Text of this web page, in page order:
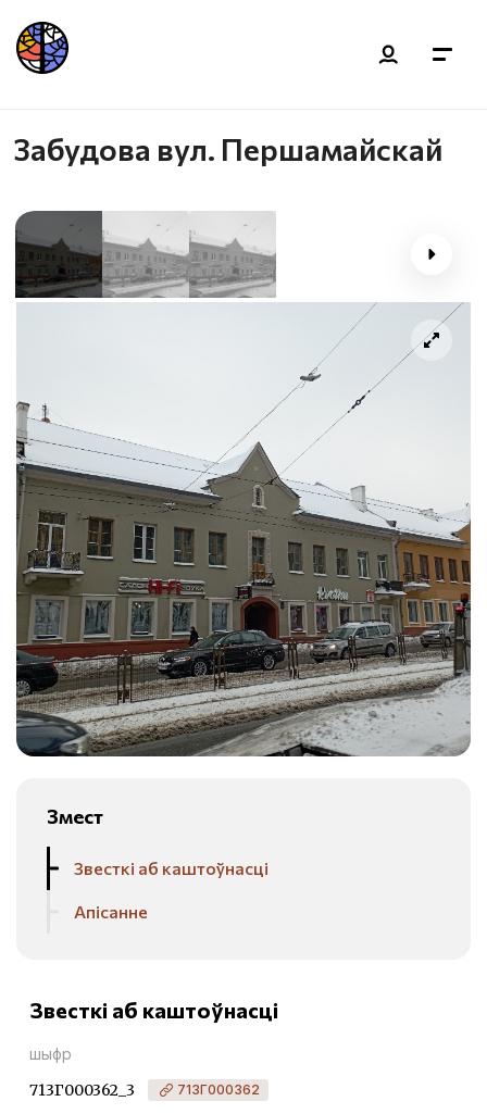
Забудова вул. Першамайскай
Змест
Звесткі аб каштоўнасці
Апісанне
Звесткі аб каштоўнасці
шыфр
713Г000362_3 713Г000362